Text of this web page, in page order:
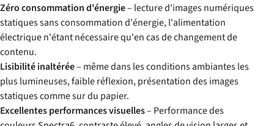
Zéro consommation d'énergie– lecture d'images numériques
statiques sans consommation d'énergie, l'alimentation
électrique n'étant nécessaire qu'en cas de changement de
contenu.
Lisibilité inaltérée– même dans les conditions ambiantes les
plus lumineuses, faible réflexion, présentation des images
statiques comme sur du papier.
Excellentes performances visuelles– Performance des